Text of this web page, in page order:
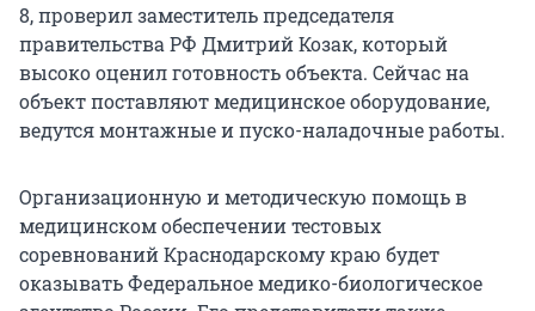
8, проверил заместитель председателя
правительства РФ Дмитрий Козак, который
высоко оценил готовность объекта. Сейчас на
объект поставляют медицинское оборудование,
ведутся монтажные и пуско-наладочные работы.
Организационную и методическую помощь в
медицинском обеспечении тестовых
соревнований Краснодарскому краю будет
оказывать Федеральное медико-биологическое